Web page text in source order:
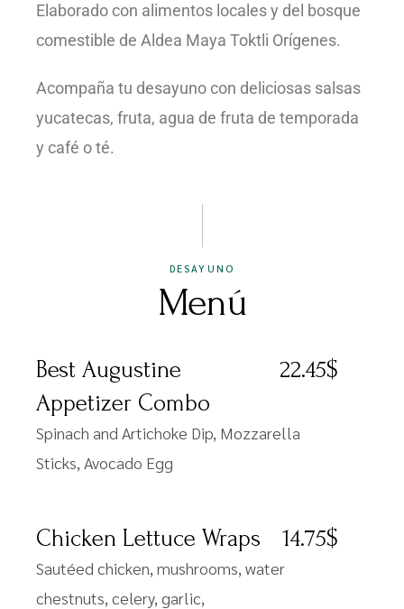
Elaborado con alimentos locales y del bosque
comestible de Aldea Maya Toktli Orígenes.
Acompaña tu desayuno con deliciosas salsas
yucatecas, fruta, agua de fruta de temporada
y café o té.
DESAYUNO
Menú
Best Augustine
Appetizer Combo
22.45$
Spinach and Artichoke Dip, Mozzarella
Sticks, Avocado Egg
Chicken Lettuce Wraps 14.75$
Sautéed chicken, mushrooms, water
chestnuts, celery, garlic,